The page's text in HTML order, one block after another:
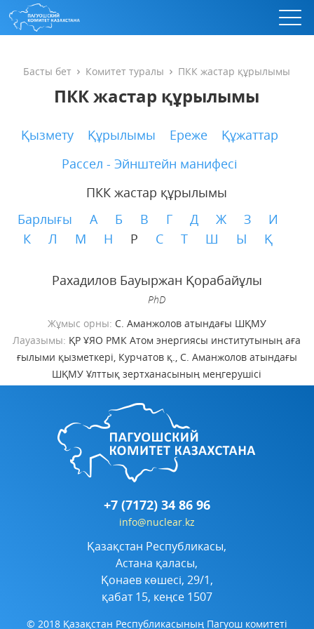
Басты бет Комитет туралы ПКК жастар құрылымы
ПКК жастар құрылымы
Қызмету Құрылымы Ереже
Құжаттар
Рассел - Эйнштейн манифесі
ПКК жастар құрылымы
Барлығы
А Б В Г Д Ж З
И
К
Л М Н Р С Т Ш Ы Қ
Рахадилов Бауыржан Қорабайұлы
PhD
Жұмыс орны: С. Аманжолов атындағы ШҚМУ
Лауазымы: ҚР ҰЯО РМК Атом энергиясы институтының аға
ғылыми қызметкері, Курчатов қ., С. Аманжолов атындағы
ШҚМУ Ұлттық зертханасының меңгерушісі
+7 (7172) 34 86 96
info@nuclear.kz
Қазақстан Республикасы,
Астана қаласы,
Қонаев көшесі, 29/1,
қабат 15, кеңсе 1507
© 2018 Қазақстан Республикасының Пагуош комитеті